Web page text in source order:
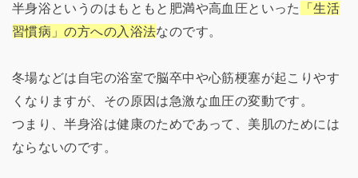
半身浴というのはもともと肥満や高血圧といった
「生活
習慣病」の方への入浴法なのです。
冬場などは自宅の浴室で脳卒中や心筋梗塞が起こりやす
くなりますが、その原因は急激な血圧の変動です。
つまり、半身浴は健康のためであって、美肌のためには
ならないのです。